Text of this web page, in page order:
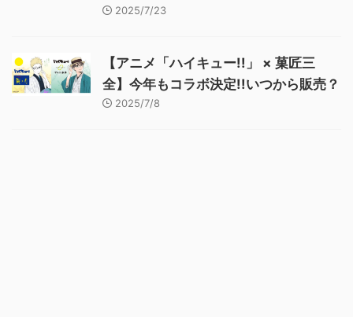
2025/7/23
【アニメ「ハイキュー!!」 × 菓匠三
全】今年もコラボ決定!!いつから販売？
2025/7/8